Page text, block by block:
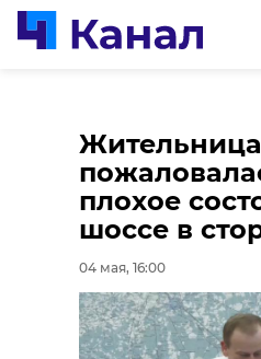
плохое
шоссе в
04 мая, 16:00
0:00 / 0:00
Видео: VK Видео
В
сотрудники
Аварийно-
службы за
04 мая, 15:15